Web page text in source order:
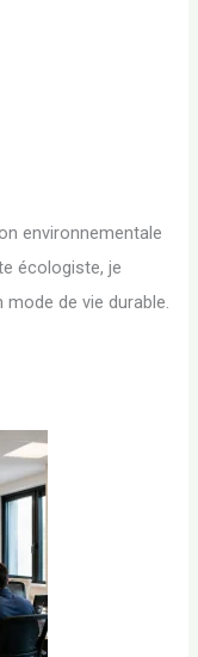
environnementale
écologiste, je
de vie durable.